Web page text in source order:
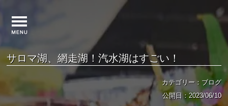
サロマ湖、網走湖！汽水湖はすごい！
カテゴリー：ブログ
公開日：2023/06/10